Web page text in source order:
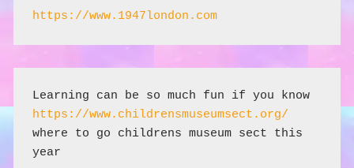
https://www.1947london.com
https://www.childrensmuseumsect.org/
where to go childrens museum sect this
year